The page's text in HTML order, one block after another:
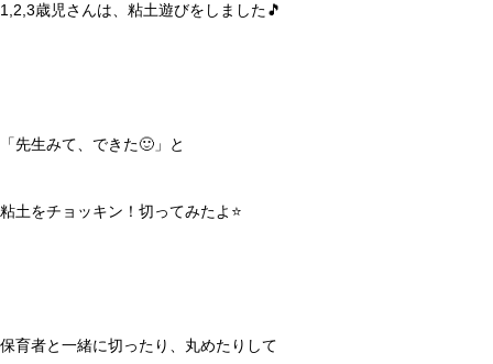
1,2,3歳児さんは、粘土遊びをしました🎵
「先生みて、できた🙂」と
粘土をチョッキン！切ってみたよ⭐️
保育者と一緒に切ったり、丸めたりして